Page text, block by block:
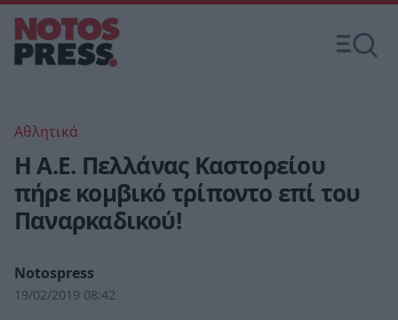
Αθλητικά
Η Α.Ε. Πελλάνας Καστορείου
πήρε κομβικό τρίποντο επί του
Παναρκαδικού!
Notospress
19/02/2019 08:42